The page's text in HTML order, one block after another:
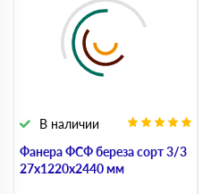
Фанера ФСФ береза сорт 3/3
27х1220х2440 мм
В наличии